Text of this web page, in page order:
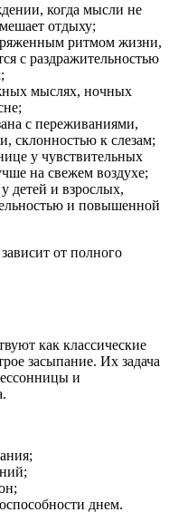
когда мысли не
отдыху;
ритмом жизни,
с раздражительностью
мыслях, ночных
с переживаниями,
склонностью к слезам;
у чувствительных
на свежем воздухе;
детей и взрослых,
и повышенной
от полного
как классические
засыпание. Их задача
и
днем.